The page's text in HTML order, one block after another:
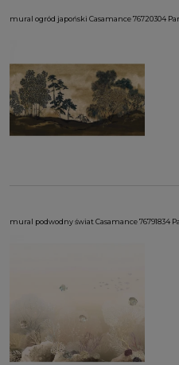
mural ogród japoński Casamance 76720304
mural podwodny świat Casamance 76791834